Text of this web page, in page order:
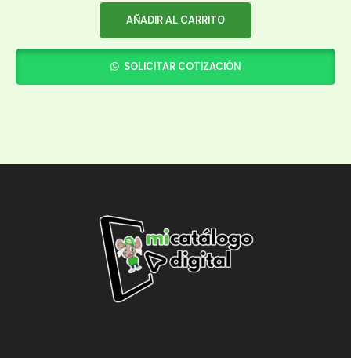
AÑADIR AL CARRITO
SOLICITAR COTIZACIÓN